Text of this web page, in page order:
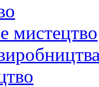
мистецтво